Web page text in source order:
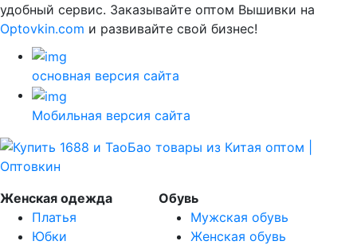
удобный сервис. Заказывайте оптом Вышивки на
Optovkin.com и развивайте свой бизнес!
основная версия сайта
Мобильная версия сайта
Женская одежда
Платья
Юбки
Обувь
Мужская обувь
Женская обувь